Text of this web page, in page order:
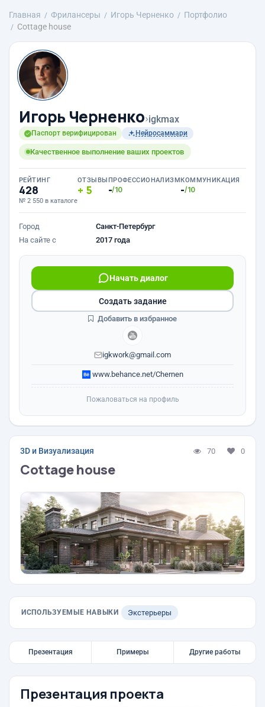
Главная Фрилансеры Игорь Черненко
Портфолио
Cottage house
Игорь Черненко›igkmax
Паспорт верифицирован Нейросаммари
Качественное выполнение ваших проектов
РЕЙТИНГ
428
№ 2 550 в каталоге
ОТЗЫВЫ
5
ПРОФЕССИОНАЛИЗМ
-/10
КОММУНИКАЦИЯ
-/10
Город
Санкт-Петербург
На сайте с
2017 года
Начать диалог
igkwork@gmail.com
www.behance.net/Chernen
Создать задание
Добавить в избранное
Пожаловаться на профиль
3D и Визуализация 70 0
Cottage house
ИСПОЛЬЗУЕМЫЕ НАВЫКИ Экстерьеры
Презентация Примеры Другие работы
Презентация проекта